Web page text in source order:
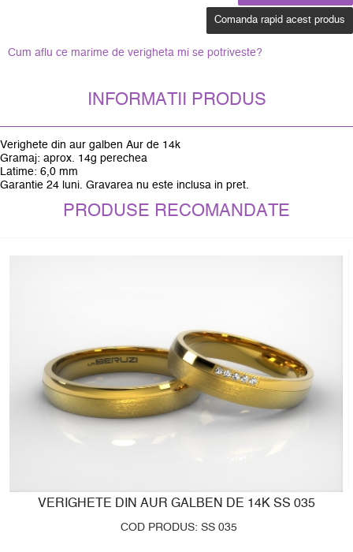
Comanda rapid acest produs
Cum aflu ce marime de verigheta mi se potriveste?
INFORMATII PRODUS
Verighete din aur galben Aur de 14k
Gramaj: aprox. 14g perechea
Latime: 6,0 mm
Garantie 24 luni. Gravarea nu este inclusa in pret.
PRODUSE RECOMANDATE
VERIGHETE DIN AUR GALBEN DE 14K SS 035
COD PRODUS: SS 035